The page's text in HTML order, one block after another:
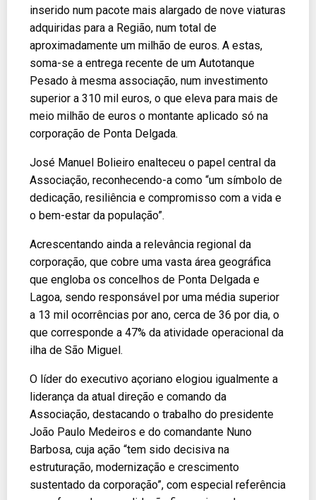
inserido num pacote mais alargado de nove viaturas
adquiridas para a Região, num total de
aproximadamente um milhão de euros. A estas,
soma-se a entrega recente de um Autotanque
Pesado à mesma associação, num investimento
superior a 310 mil euros, o que eleva para mais de
meio milhão de euros o montante aplicado só na
corporação de Ponta Delgada.
José Manuel Bolieiro enalteceu o papel central da
Associação, reconhecendo-a como “um símbolo de
dedicação, resiliência e compromisso com a vida e
o bem-estar da população”.
Acrescentando ainda a relevância regional da
corporação, que cobre uma vasta área geográfica
que engloba os concelhos de Ponta Delgada e
Lagoa, sendo responsável por uma média superior
a 13 mil ocorrências por ano, cerca de 36 por dia, o
que corresponde a 47% da atividade operacional da
ilha de São Miguel.
O líder do executivo açoriano elogiou igualmente a
liderança da atual direção e comando da
Associação, destacando o trabalho do presidente
João Paulo Medeiros e do comandante Nuno
Barbosa, cuja ação “tem sido decisiva na
estruturação, modernização e crescimento
sustentado da corporação”, com especial referência